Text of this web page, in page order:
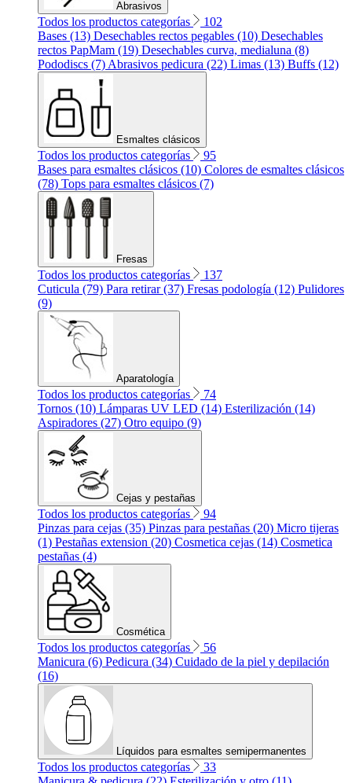
Abrasivos
Todos los productos categorías
102
Bases (13) Desechables rectos pegables (10) Desechables
rectos PapMam (19) Desechables curva, medialuna (8)
Pododiscs (7) Abrasivos pedicura (22) Limas (13) Buffs (12)
Esmaltes clásicos
Todos los productos categorías
95
Bases para esmaltes clásicos (10) Colores de esmaltes clásicos
(78) Tops para esmaltes clásicos (7)
Fresas
Todos los productos categorías
137
Cuticula (79) Para retirar (37) Fresas podología (12) Pulidores
(9)
Aparatología
Todos los productos categorías
74
Tornos (10) Lámparas UV LED (14) Esterilización (14)
Aspiradores (27) Otro equipo (9)
Cejas y pestañas
Todos los productos categorías
94
Pinzas para cejas (35) Pinzas para pestañas (20) Micro tijeras
(1) Pestañas extension (20) Cosmetica cejas (14) Cosmetica
pestañas (4)
Cosmética
Todos los productos categorías
56
Manicura (6) Pedicura (34) Cuidado de la piel y depilación
(16)
Líquidos para esmaltes semipermanentes
Todos los productos categorías
33